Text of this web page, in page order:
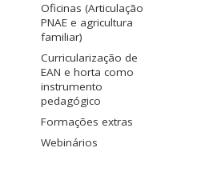
Oficinas (Articulação
PNAE e agricultura
familiar)
Curricularização de
EAN e horta como
instrumento
pedagógico
Formações extras
Webinários